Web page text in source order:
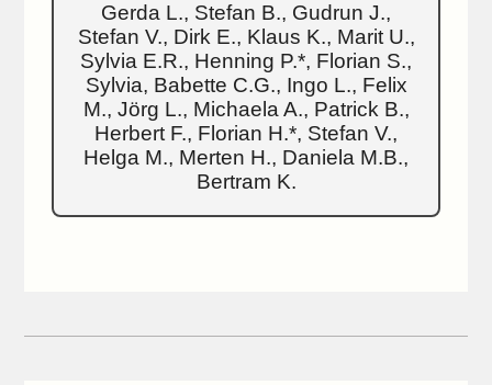
Gerda L., Stefan B., Gudrun J.,
Stefan V., Dirk E., Klaus K., Marit U.,
Sylvia E.R., Henning P.*, Florian S.,
Sylvia, Babette C.G., Ingo L., Felix
M., Jörg L., Michaela A., Patrick B.,
Herbert F., Florian H.*, Stefan V.,
Helga M., Merten H., Daniela M.B.,
Bertram K.